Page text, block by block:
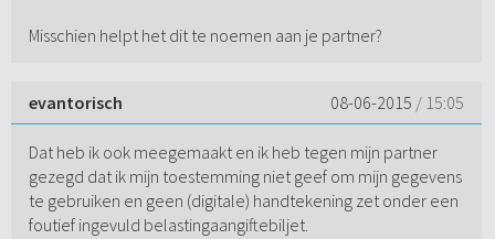
Misschien helpt het dit te noemen aan je partner?
evantorisch 08-06-2015 / 15:05
Dat heb ik ook meegemaakt en ik heb tegen mijn partner
gezegd dat ik mijn toestemming niet geef om mijn gegevens
te gebruiken en geen (digitale) handtekening zet onder een
foutief ingevuld belastingaangiftebiljet.